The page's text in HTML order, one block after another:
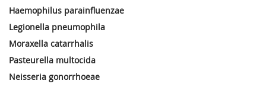
Haemophilus parainfluenzae
Legionella pneumophila
Moraxella catarrhalis
Pasteurella multocida
Neisseria gonorrhoeae